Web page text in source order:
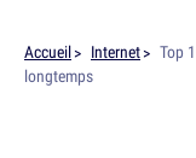
Accueil Internet
Top
longtemps